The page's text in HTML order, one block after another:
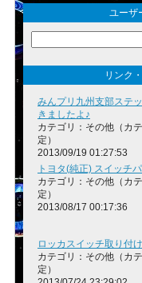
ユーザ
リンク
みんプリ九州支部ステ
きましたよ♪
カテゴリ：その他（カ
定）
2013/09/19 01:27:53
トヨタ(純正) スイッチ
カテゴリ：その他（カ
定）
2013/08/17 00:17:36
ロッカスイッチ取り付け
カテゴリ：その他（カ
定）